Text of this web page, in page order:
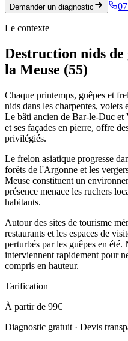
Demander un diagnostic
Le contexte
Destruction nids de
la Meuse (55)
Chaque printemps, guêpes et
nids dans les charpentes, volets
Le bâti ancien de Bar-le-Duc et
et ses façades en pierre, offre
privilégiés.
Le frelon asiatique progresse
forêts de l'Argonne et les
Meuse constituent un
présence menace les ruchers
habitants.
Autour des sites de tourisme
restaurants et les espaces de
perturbés par les guêpes en
interviennent rapidement pour
compris en hauteur.
Tarification
À partir de 99€
Diagnostic gratuit · Devis